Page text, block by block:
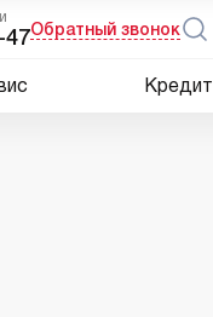
47Обратный звонок
Кредит